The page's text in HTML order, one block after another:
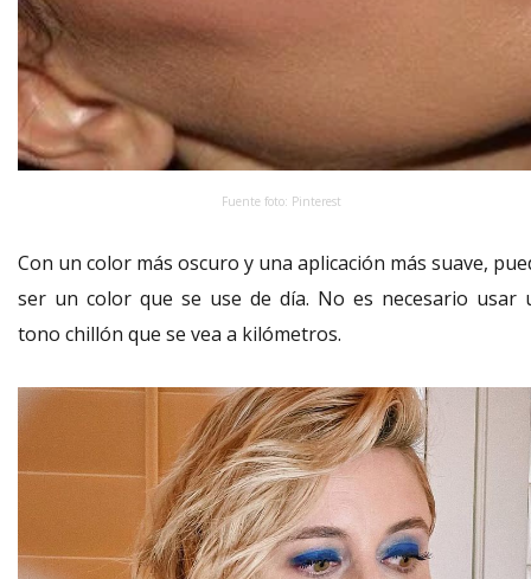
Fuente foto: Pinterest
Con un color más oscuro y una aplicación más suave,
ser un color que se use de día. No es necesario usar
tono chillón que se vea a kilómetros.